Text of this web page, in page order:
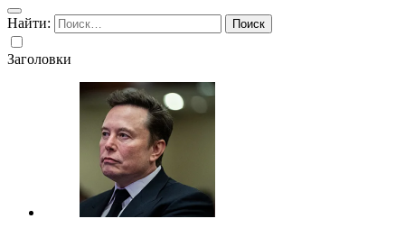
Найти:
Заголовки